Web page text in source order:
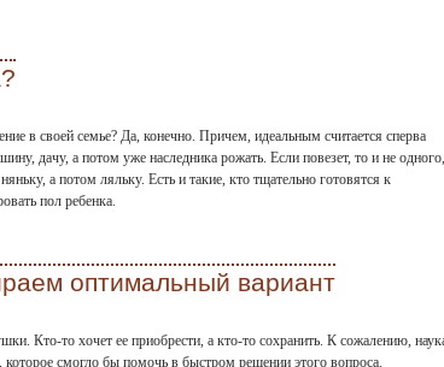
в своей семье? Да, конечно. Причем, идеальным считается сперва
дачу, а потом уже наследника рожать. Если повезет, то и не одного,
а потом ляльку. Есть и такие, кто тщательно готовятся к
пол ребенка.
оптимальный вариант
Кто-то хочет ее приобрести, а кто-то сохранить. К сожалению,
которое смогло бы помочь в быстром решении этого вопроса.